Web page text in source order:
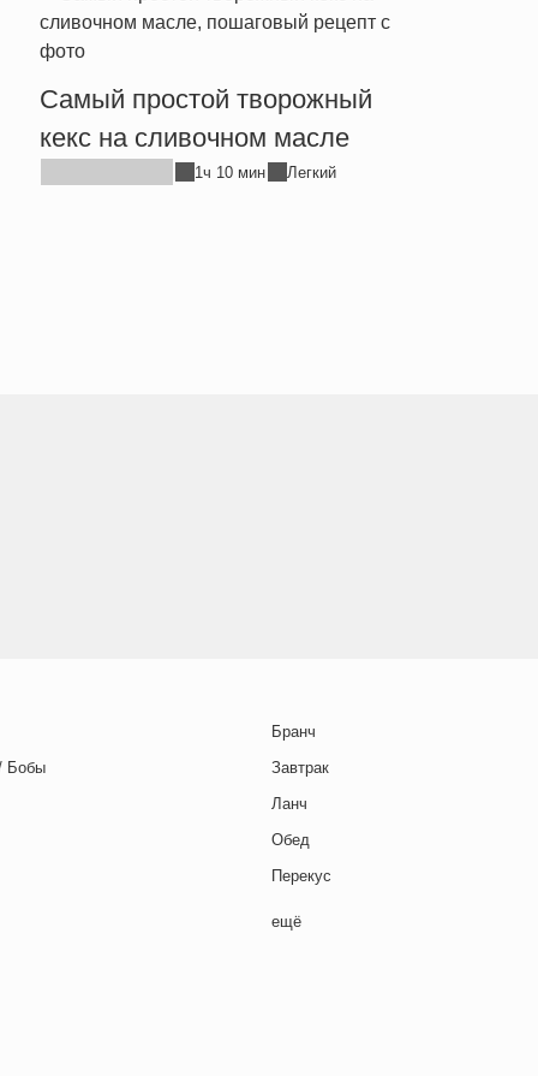
Самый простой творожный
кекс на сливочном масле
1ч 10 мин Легкий
Бобы
Бранч
Завтрак
Ланч
Обед
Перекус
Полдник
ещё